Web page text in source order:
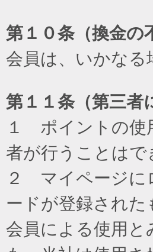
第１０条（換金の
会員は、いかな
第１１条（第三者
１ ポイントの使
者が行うことはで
２ マイページに
ードが登録され
会員による使用